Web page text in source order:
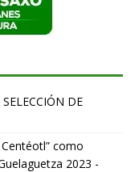
DE
como
2023 -